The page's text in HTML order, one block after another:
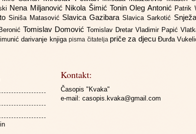
Nena Miljanović Nikola Šimić ToninOleg Antonić Patrik
Siniša Matasović Slavica GazibaraSlavica Sarkotić
Tomislav DomovićTomislav Dretar Vladimir Papić
darivanje knjigapisma čitatelja priče za djecu Đurđa
Kontakt:
Časopis "Kvaka"
e-mail: casopis.kvaka@gmail.com